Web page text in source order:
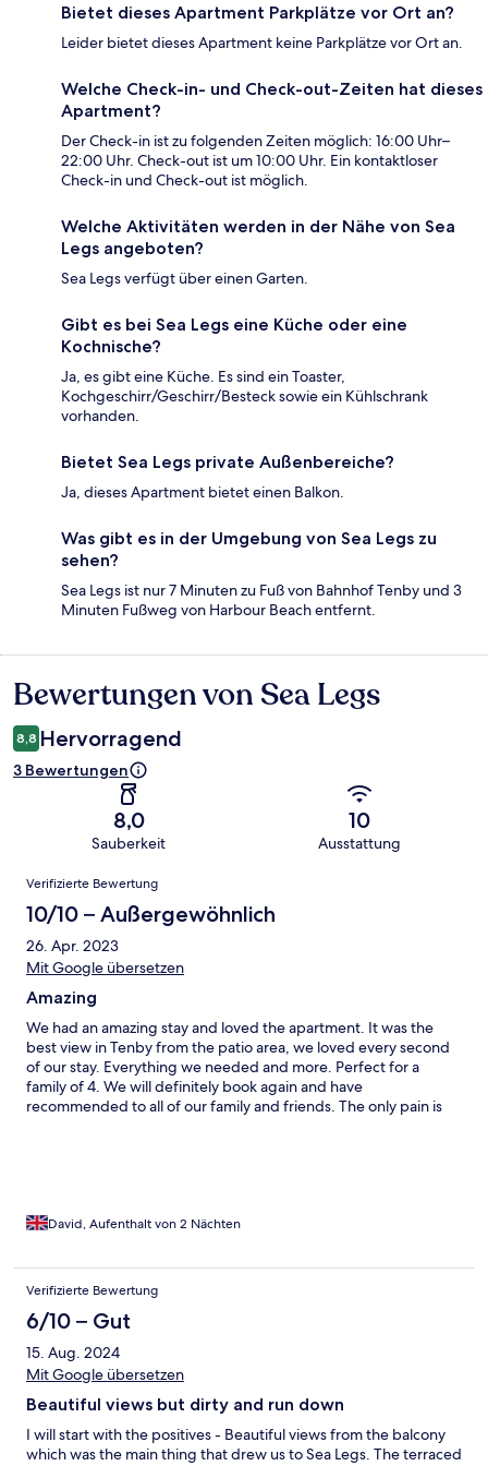
Bietet dieses Apartment Parkplätze vor Ort an?
Leider bietet dieses Apartment keine Parkplätze vor Ort an.
Welche Check-in- und Check-out-Zeiten hat dieses
Apartment?
Der Check-in ist zu folgenden Zeiten möglich: 16:00 Uhr–
22:00 Uhr. Check-out ist um 10:00 Uhr. Ein kontaktloser
Check-in und Check-out ist möglich.
Welche Aktivitäten werden in der Nähe von Sea
Legs angeboten?
Sea Legs verfügt über einen Garten.
Gibt es bei Sea Legs eine Küche oder eine
Kochnische?
Ja, es gibt eine Küche. Es sind ein Toaster,
Kochgeschirr/Geschirr/Besteck sowie ein Kühlschrank
vorhanden.
Bietet Sea Legs private Außenbereiche?
Ja, dieses Apartment bietet einen Balkon.
Was gibt es in der Umgebung von Sea Legs zu
sehen?
Sea Legs ist nur 7 Minuten zu Fuß von Bahnhof Tenby und 3
Minuten Fußweg von Harbour Beach entfernt.
Bewertungen
Bewertungen von Sea Legs
8,8 Hervorragend
3 Bewertungen
8,0
Sauberkeit
10
Ausstattung
Bewertungen
Verifizierte Bewertung
10/10 – Außergewöhnlich
26. Apr. 2023
Mit Google übersetzen
Amazing
We had an amazing stay and loved the apartment. It was the
best view in Tenby from the patio area, we loved every second
of our stay. Everything we needed and more. Perfect for a
family of 4. We will definitely book again and have
recommended to all of our family and friends. The only pain is
David, Aufenthalt von 2 Nächten
Verifizierte Bewertung
6/10 – Gut
15. Aug. 2024
Mit Google übersetzen
Beautiful views but dirty and run down
I will start with the positives - Beautiful views from the balcony
which was the main thing that drew us to Sea Legs. The terraced